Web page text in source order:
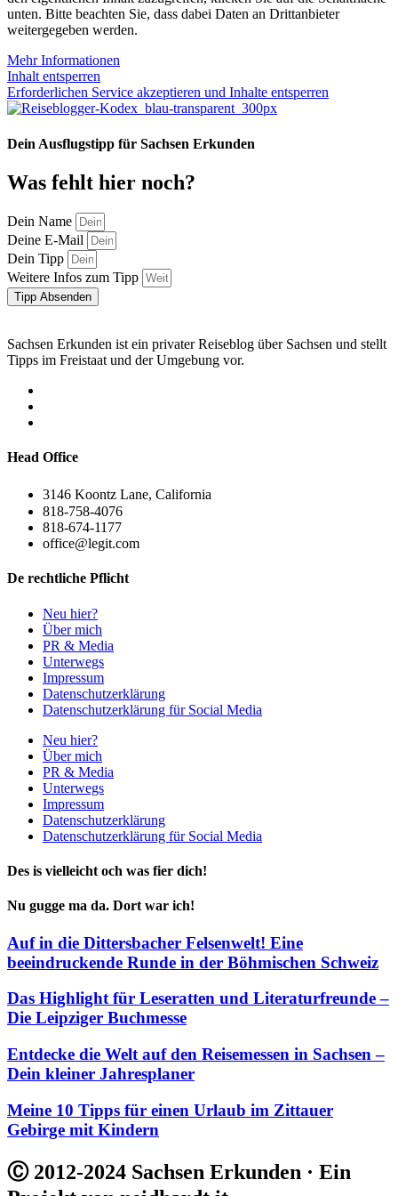
unten. Bitte beachten Sie, dass dabei Daten an Drittanbieter
weitergegeben werden.
Mehr Informationen
Inhalt entsperren
Erforderlichen Service akzeptieren und Inhalte entsperren
Dein Ausflugstipp für Sachsen Erkunden
Was fehlt hier noch?
Dein Name
Deine E-Mail
Dein Tipp
Weitere Infos zum Tipp
Tipp Absenden
Sachsen Erkunden ist ein privater Reiseblog über Sachsen und stellt
Tipps im Freistaat und der Umgebung vor.
Head Office
3146 Koontz Lane, California
818-758-4076
818-674-1177
office@legit.com
De rechtliche Pflicht
Neu hier?
Über mich
PR & Media
Unterwegs
Impressum
Datenschutzerklärung
Datenschutzerklärung für Social Media
Neu hier?
Über mich
PR & Media
Unterwegs
Impressum
Datenschutzerklärung
Datenschutzerklärung für Social Media
Des is vielleicht och was fier dich!
Nu gugge ma da. Dort war ich!
Auf in die Dittersbacher Felsenwelt! Eine
beeindruckende Runde in der Böhmischen Schweiz
Das Highlight für Leseratten und Literaturfreunde –
Die Leipziger Buchmesse
Entdecke die Welt auf den Reisemessen in Sachsen –
Dein kleiner Jahresplaner
Meine 10 Tipps für einen Urlaub im Zittauer
Gebirge mit Kindern
Ⓒ 2012-2024 Sachsen Erkunden · Ein